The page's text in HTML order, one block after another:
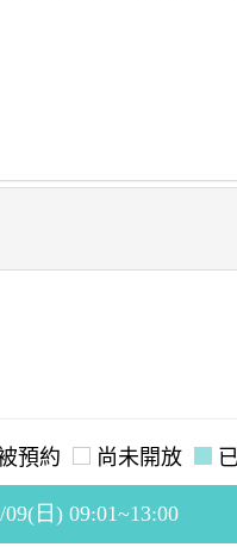
預約 尚未開放
09(日) 09:01~13:00